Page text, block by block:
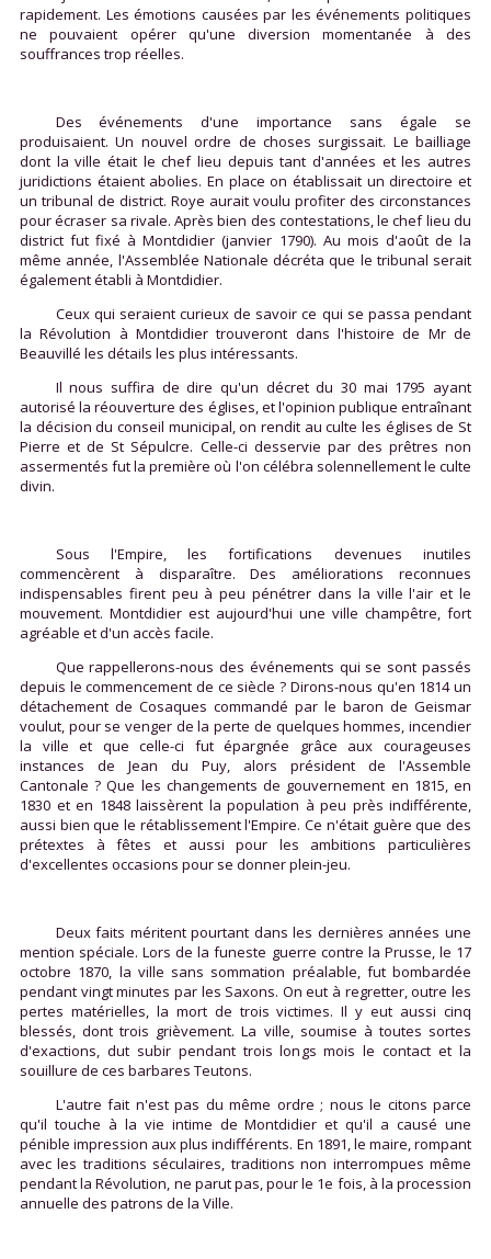
rapidement. Les émotions causées par les événements politiques
ne pouvaient opérer qu'une diversion momentanée à des
souffrances trop réelles.
Des événements d'une importance sans égale se
produisaient. Un nouvel ordre de choses surgissait. Le bailliage
dont la ville était le chef lieu depuis tant d'années et les autres
juridictions étaient abolies. En place on établissait un directoire et
un tribunal de district. Roye aurait voulu profiter des circonstances
pour écraser sa rivale. Après bien des contestations, le chef lieu du
district fut fixé à Montdidier (janvier 1790). Au mois d'août de la
même année, l'Assemblée Nationale décréta que le tribunal serait
également établi à Montdidier.
Ceux qui seraient curieux de savoir ce qui se passa pendant
la Révolution à Montdidier trouveront dans l'histoire de Mr de
Beauvillé les détails les plus intéressants.
Il nous suffira de dire qu'un décret du 30 mai 1795 ayant
autorisé la réouverture des églises, et l'opinion publique entraînant
la décision du conseil municipal, on rendit au culte les églises de St
Pierre et de St Sépulcre. Celle-ci desservie par des prêtres non
assermentés fut la première où l'on célébra solennellement le culte
divin.
Sous l'Empire, les fortifications devenues inutiles
commencèrent à disparaître. Des améliorations reconnues
indispensables firent peu à peu pénétrer dans la ville l'air et le
mouvement. Montdidier est aujourd'hui une ville champêtre, fort
agréable et d'un accès facile.
Que rappellerons-nous des événements qui se sont passés
depuis le commencement de ce siècle ? Dirons-nous qu'en 1814 un
détachement de Cosaques commandé par le baron de Geismar
voulut, pour se venger de la perte de quelques hommes, incendier
la ville et que celle-ci fut épargnée grâce aux courageuses
instances de Jean du Puy, alors président de l'Assemble
Cantonale ? Que les changements de gouvernement en 1815, en
1830 et en 1848 laissèrent la population à peu près indifférente,
aussi bien que le rétablissement l'Empire. Ce n'était guère que des
prétextes à fêtes et aussi pour les ambitions particulières
d'excellentes occasions pour se donner plein-jeu.
Deux faits méritent pourtant dans les dernières années une
mention spéciale. Lors de la funeste guerre contre la Prusse, le 17
octobre 1870, la ville sans sommation préalable, fut bombardée
pendant vingt minutes par les Saxons. On eut à regretter, outre les
pertes matérielles, la mort de trois victimes. Il y eut aussi cinq
blessés, dont trois grièvement. La ville, soumise à toutes sortes
d'exactions, dut subir pendant trois longs mois le contact et la
souillure de ces barbares Teutons.
L'autre fait n'est pas du même ordre ; nous le citons parce
qu'il touche à la vie intime de Montdidier et qu'il a causé une
pénible impression aux plus indifférents. En 1891, le maire, rompant
avec les traditions séculaires, traditions non interrompues même
pendant la Révolution, ne parut pas, pour le 1e fois, à la procession
annuelle des patrons de la Ville.